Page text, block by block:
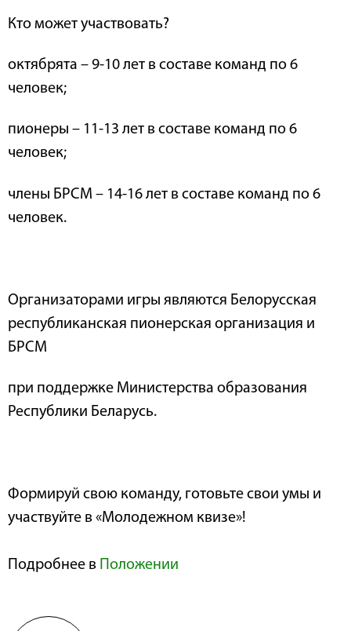
Кто может участвовать?
октябрята – 9-10 лет в составе команд по 6
человек;
пионеры – 11-13 лет в составе команд по 6
человек;
члены БРСМ – 14-16 лет в составе команд по 6
человек.
Организаторами игры являются Белорусская
республиканская пионерская организация и
БРСМ
при поддержке Министерства образования
Республики Беларусь.
Формируй свою команду, готовьте свои умы и
участвуйте в «Молодежном квизе»!
Подробнее в Положении